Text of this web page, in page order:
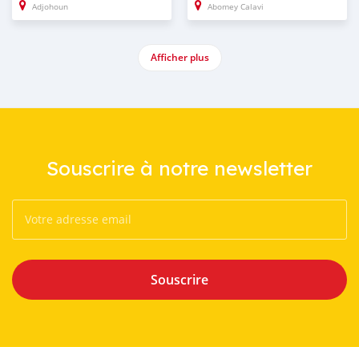
Adjohoun Abomey Calavi
Afficher plus
Souscrire à notre newsletter
Souscrire